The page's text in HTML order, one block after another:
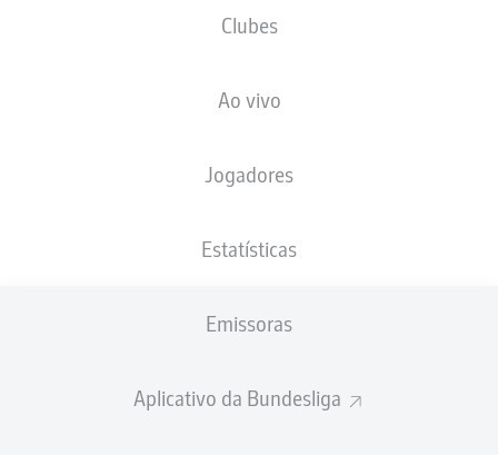
Clubes
Ao vivo
Jogadores
Estatísticas
Emissoras
Aplicativo da Bundesliga